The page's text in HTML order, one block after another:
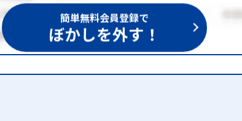
簡単無料会員登録で
ぼかしを外す！